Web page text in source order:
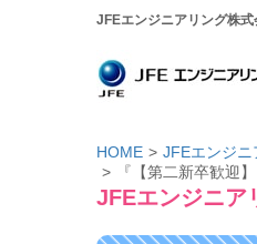
JFEエンジニアリング株
HOME JFEエンジニ
『【第二新卒歓迎
JFEエンジニア